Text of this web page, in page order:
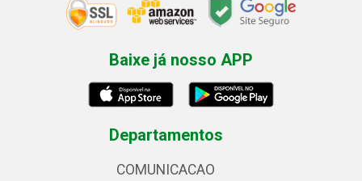
Baixe já nosso APP
Departamentos
COMUNICACAO